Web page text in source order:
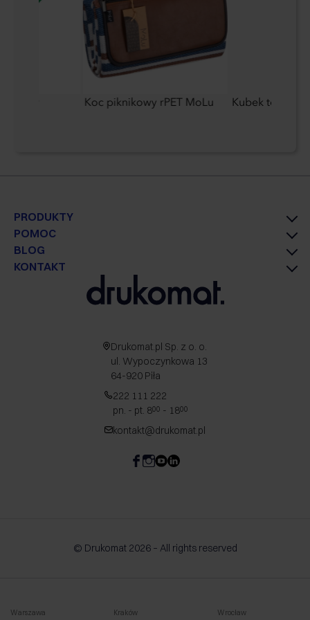
Koc piknikowy rPET MoLu Kubek
PRODUKTY
POMOC
BLOG
KONTAKT
Drukomat.pl Sp. z o. o.
ul. Wypoczynkowa 13
64-920 Piła
222 111 222
pn. - pt. 800 - 1800
kontakt@drukomat.pl
© Drukomat 2026 – All rights reserved
Warszawa Kraków Wrocław